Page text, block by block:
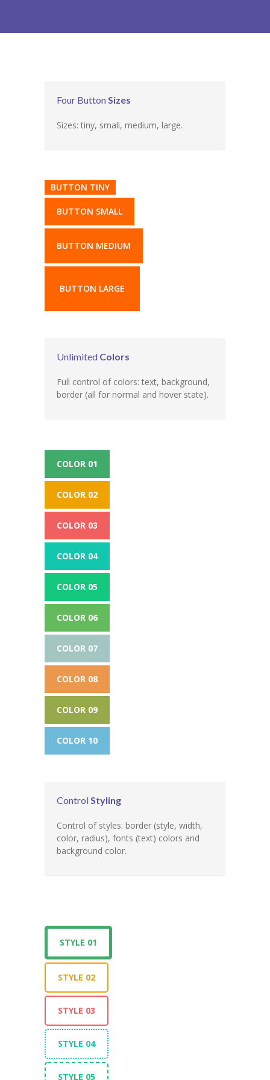
FAQs
Four ButtonSizes
Sizes: tiny, small, medium, large.
BUTTON TINY
BUTTON SMALL
BUTTON MEDIUM
BUTTON LARGE
Unlimited Colors
Full control of colors: text, background,
border (all for normal and hover state).
COLOR 01
COLOR 02
COLOR 03
COLOR 04
COLOR 05
COLOR 06
COLOR 07
COLOR 08
COLOR 09
COLOR 10
ControlStyling
Control of styles: border (style, width,
color, radius), fonts (text) colors and
background color.
STYLE 01
STYLE 02
STYLE 03
STYLE 04
STYLE 05